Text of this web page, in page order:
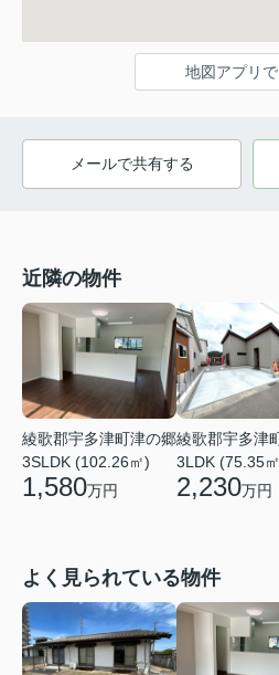
地図アプリ
メールで共有する
近隣の物件
綾歌郡宇多津町津の郷
3SLDK (102.26㎡)
1,580万円
綾歌郡宇多津
3LDK (75.35
2,230万円
よく見られている物件